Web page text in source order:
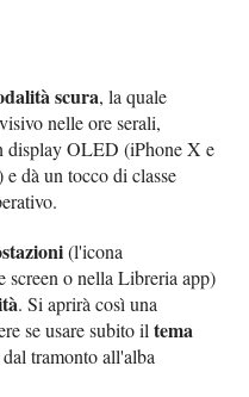
scura, la quale
nelle ore serali,
display OLED (iPhone X e
dà un tocco di classe
(l'icona
screen o nella Libreria app)
. Si aprirà così una
se usare subito iltema
dal tramonto all'alba